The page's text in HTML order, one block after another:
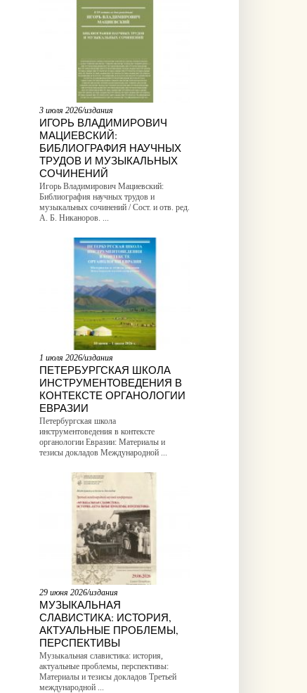
3 июля 2026/издания
ИГОРЬ ВЛАДИМИРОВИЧ
МАЦИЕВСКИЙ:
БИБЛИОГРАФИЯ НАУЧНЫХ
ТРУДОВ И МУЗЫКАЛЬНЫХ
СОЧИНЕНИЙ
Игорь Владимирович Мациевский:
Библиография научных трудов и
музыкальных сочинений / Сост. и отв. ред.
А. Б. Никаноров. ...
1 июля 2026/издания
ПЕТЕРБУРГСКАЯ ШКОЛА
ИНСТРУМЕНТОВЕДЕНИЯ В
КОНТЕКСТЕ ОРГАНОЛОГИИ
ЕВРАЗИИ
Петербургская школа
инструментоведения в контексте
органологии Евразии: Материалы и
тезисы докладов Международной ...
29 июня 2026/издания
МУЗЫКАЛЬНАЯ
СЛАВИСТИКА: ИСТОРИЯ,
АКТУАЛЬНЫЕ ПРОБЛЕМЫ,
ПЕРСПЕКТИВЫ
Музыкальная славистика: история,
актуальные проблемы, перспективы:
Материалы и тезисы докладов Третьей
международной ...